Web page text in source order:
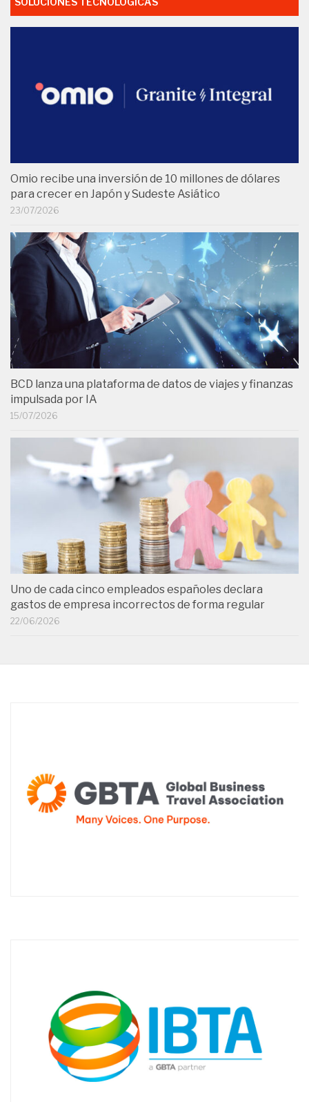
Omio recibe una inversión de 10 millones de dólares
para crecer en Japón y Sudeste Asiático
23/07/2026
BCD lanza una plataforma de datos de viajes y finanzas
impulsada por IA
15/07/2026
Uno de cada cinco empleados españoles declara
gastos de empresa incorrectos de forma regular
22/06/2026